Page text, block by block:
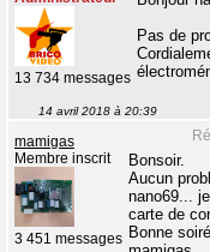
13 734 messages
Pas de
14 avril 2018 à 20:39
mamigas
Membre inscrit
3 451 messages
Bonsoir.
Aucun
nano69...
carte de
Bonne